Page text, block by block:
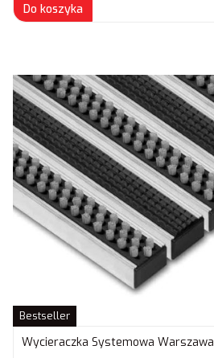
Do koszyka
Bestseller
Wycieraczka Systemowa Warszawa